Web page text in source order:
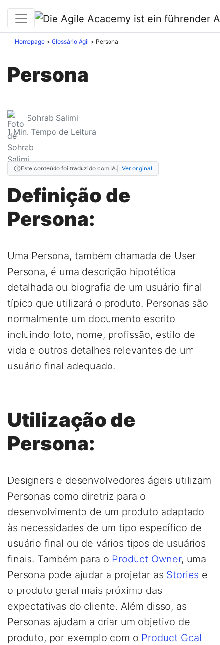
Homepage Glossário Ágil Persona
Persona
Sohrab Salimi
1 Min. Tempo de Leitura
Este conteúdo foi traduzido com IA. Ver original
Definição de
Persona:
Uma Persona, também chamada de User
Persona, é uma descrição hipotética
detalhada ou biografia de um usuário final
típico que utilizará o produto. Personas são
normalmente um documento escrito
incluindo foto, nome, profissão, estilo de
vida e outros detalhes relevantes de um
usuário final adequado.
Utilização de
Persona:
Designers e desenvolvedores ágeis utilizam
Personas como diretriz para o
desenvolvimento de um produto adaptado
às necessidades de um tipo específico de
usuário final ou de vários tipos de usuários
finais. Também para o Product Owner, uma
Persona pode ajudar a projetar as Stories e
o produto geral mais próximo das
expectativas do cliente. Além disso, as
Personas ajudam a criar um objetivo de
produto, por exemplo com o Product Goal